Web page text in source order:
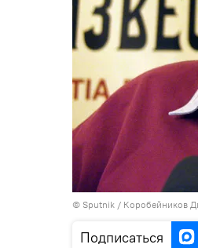
© Sputnik / Коробейников
Подписаться